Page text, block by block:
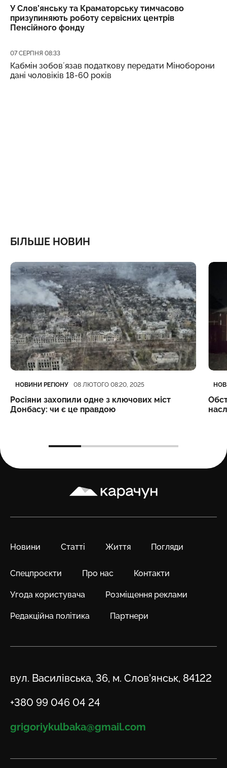
У Слов’янську та Краматорську тимчасово
призупиняють роботу сервісних центрів
Пенсійного фонду
Дата публікації
07 СЕРПНЯ 08:33
Кабмін зобовʼязав податкову передати Міноборони
дані чоловіків 18-60 років
БІЛЬШЕ НОВИН
Категорія
НОВИНИ РЕГІОНУ
Дата публікації 08 ЛЮТОГО 08:20, 2025
Росіяни захопили одне з ключових міст
Донбасу: чи є це правдою
Карачун
Новини Статті Життя Погляди
Спецпроєкти Про нас Контакти
Угода користувача Розміщення реклами
Редакційна політика Партнери
Адреса
вул. Василівська, 36, м. Слов’янськ, 84122
Телефон
+380 99 046 04 24
Email
grigoriykulbaka@gmail.com